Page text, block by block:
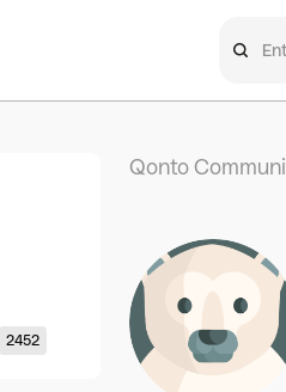
2452
Qonto